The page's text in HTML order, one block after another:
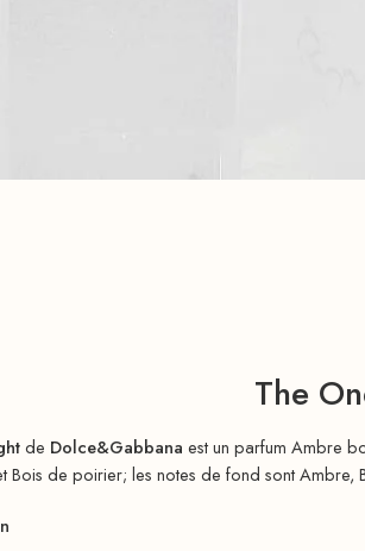
The
de Dolce&Gabbana est un parfum Ambre
Bois de poirier; les notes de fond sont Ambre,